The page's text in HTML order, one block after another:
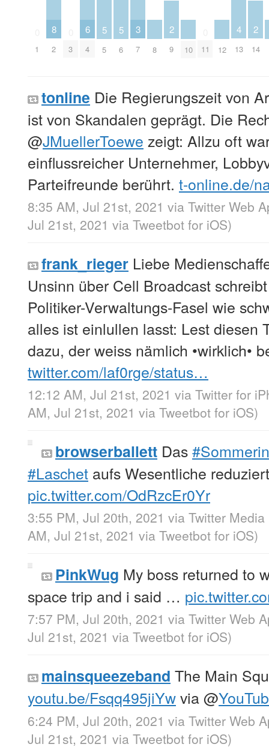
1
8
2 3
6
4
5
5
5
6
3
7 8
2
9 10 11 12
4
13
2
14
tonline Die Regierungszeit von
ist von Skandalen geprägt. Die
@JMuellerToewe zeigt: Allzu oft
einflussreicher Unternehmer,
Parteifreunde berührt. t-online.de/
8:35 AM, Jul 21st, 2021 via Twitter Web
Jul 21st, 2021 via Tweetbot for iΟS)
frank_rieger Liebe
Unsinn über Cell Broadcast
Politiker-Verwaltungs-Fasel wie
alles ist einlullen lasst: Lest diesen
dazu, der weiss nämlich •wirklich•
twitter.com/laf0rge/status…
12:12 AM, Jul 21st, 2021 via Twitter for
AM, Jul 21st, 2021 via Tweetbot for iΟS)
browserballett Das
#Laschet aufs Wesentliche
pic.twitter.com/OdRzcEr0Yr
3:55 PM, Jul 20th, 2021 via Twitter
AM, Jul 21st, 2021 via Tweetbot for iΟS)
PinkWug My boss returned to
space trip and i said …
7:57 PM, Jul 20th, 2021 via Twitter Web
Jul 21st, 2021 via Tweetbot for iΟS)
mainsqueezeband The Main
youtu.be/Fsqq495jiYwvia@
6:24 PM, Jul 20th, 2021 via Twitter Web
Jul 21st, 2021 via Tweetbot for iΟS)